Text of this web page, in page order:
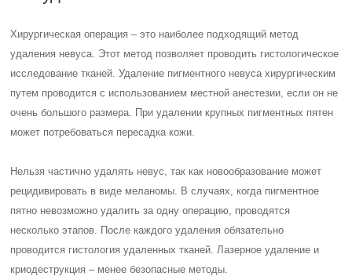
Хирургическая операция – это наиболее подходящий метод
удаления невуса. Этот метод позволяет проводить гистологическое
исследование тканей. Удаление пигментного невуса хирургическим
путем проводится с использованием местной анестезии, если он не
очень большого размера. При удалении крупных пигментных пятен
может потребоваться пересадка кожи.
Нельзя частично удалять невус, так как новообразование может
рецидивировать в виде меланомы. В случаях, когда пигментное
пятно невозможно удалить за одну операцию, проводятся
несколько этапов. После каждого удаления обязательно
проводится гистология удаленных тканей. Лазерное удаление и
криодеструкция – менее безопасные методы.